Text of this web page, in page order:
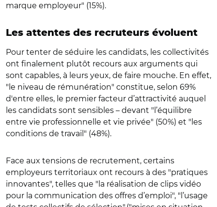
marque employeur" (15%).
Les attentes des recruteurs évoluent
Pour tenter de séduire les candidats, les collectivités
ont finalement plutôt recours aux arguments qui
sont capables, à leurs yeux, de faire mouche. En effet,
"le niveau de rémunération" constitue, selon 69%
d'entre elles, le premier facteur d’attractivité auquel
les candidats sont sensibles – devant "l’équilibre
entre vie professionnelle et vie privée" (50%) et "les
conditions de travail" (48%).
Face aux tensions de recrutement, certains
employeurs territoriaux ont recours à des "pratiques
innovantes", telles que "la réalisation de clips vidéo
pour la communication des offres d’emploi", "l’usage